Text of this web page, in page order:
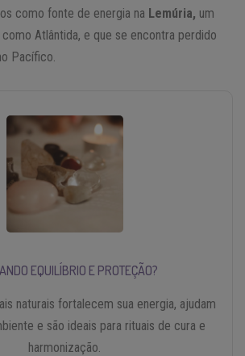
como fonte de energia na Lemúria, um
Atlântida, e que se encontra perdido
Pacífico.
EQUILÍBRIO E PROTEÇÃO?
naturais fortalecem sua energia, ajudam
e são ideais para rituais de cura e
harmonização.